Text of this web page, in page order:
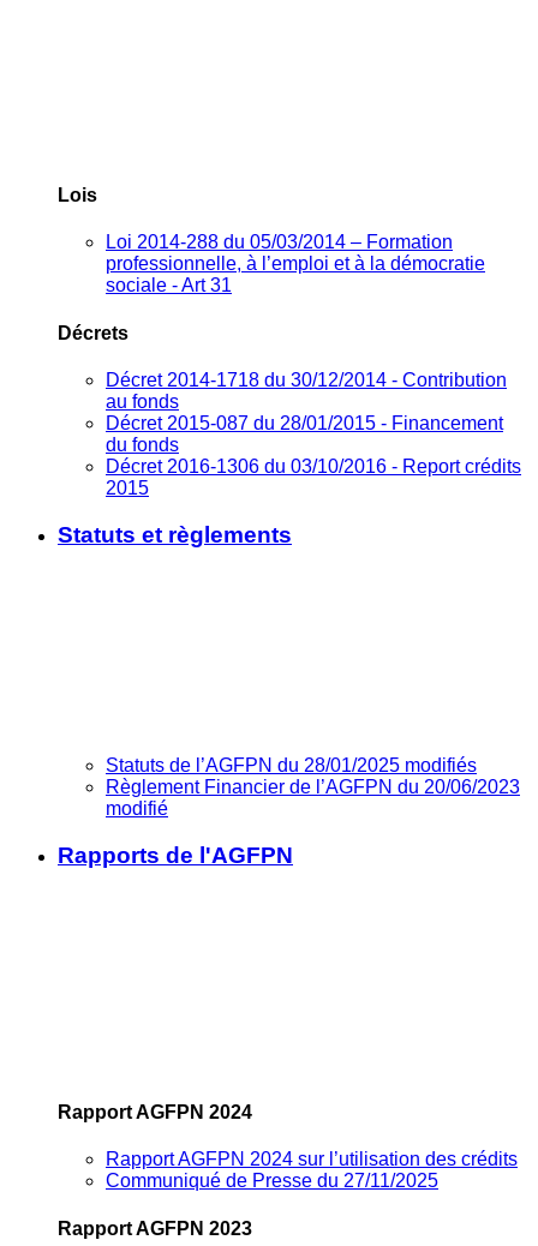
Lois
Loi 2014-288 du 05/03/2014 – Formation
professionnelle, à l’emploi et à la démocratie
sociale - Art 31
Décrets
Décret 2014-1718 du 30/12/2014 - Contribution
au fonds
Décret 2015-087 du 28/01/2015 - Financement
du fonds
Décret 2016-1306 du 03/10/2016 - Report crédits
2015
Statuts et règlements
Statuts de l’AGFPN du 28/01/2025 modifiés
Règlement Financier de l’AGFPN du 20/06/2023
modifié
Rapports de l'AGFPN
Rapport AGFPN 2024
Rapport AGFPN 2024 sur l’utilisation des crédits
Communiqué de Presse du 27/11/2025
Rapport AGFPN 2023